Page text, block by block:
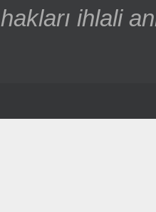
hakları ihlali